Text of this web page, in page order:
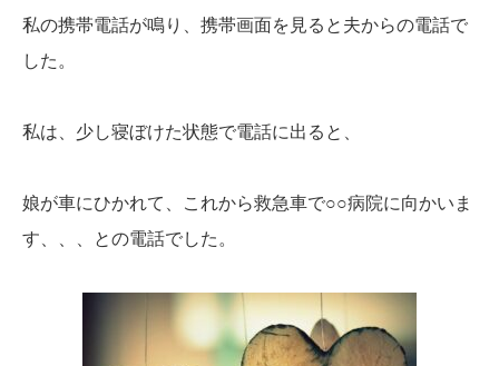
私の携帯電話が鳴り、携帯画面を見ると夫からの電話で
した。
私は、少し寝ぼけた状態で電話に出ると、
娘が車にひかれて、これから救急車で○○病院に向かいま
す、、、との電話でした。